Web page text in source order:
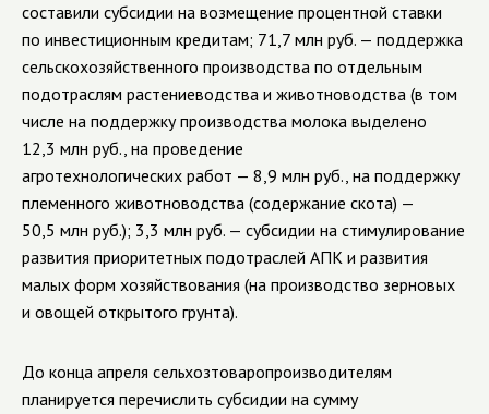
составили субсидии на возмещение процентной ставки
по инвестиционным кредитам; 71,7 млн руб. — поддержка
сельскохозяйственного производства по отдельным
подотраслям растениеводства и животноводства (в том
числе на поддержку производства молока выделено
12,3 млн руб., на проведение
агротехнологических работ — 8,9 млн руб., на поддержку
племенного животноводства (содержание скота) —
50,5 млн руб.); 3,3 млн руб. — субсидии на стимулирование
развития приоритетных подотраслей АПК и развития
малых форм хозяйствования (на производство зерновых
и овощей открытого грунта).
До конца апреля сельхозтоваропроизводителям
планируется перечислить субсидии на сумму